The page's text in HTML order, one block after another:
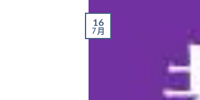
16
7 月